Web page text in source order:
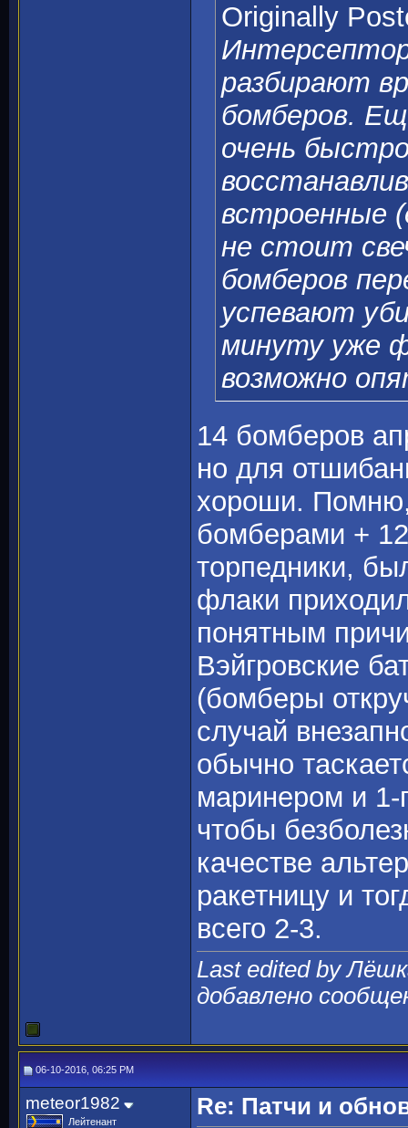
Originally
разбирают
бомберов.
очень
встроенные
не стоит
бомберов
успевают
минуту уже
возможно
14 бомберов
но для
хороши. Помню,
бомберами +
торпедники,
флаки
понятным
Вэйгровские
(бомберы
случай
обычно
маринером и 1-
чтобы
качестве
ракетницу и
всего 2-3.
Last edited by
добавлено
06-10-2016, 06:25 PM
meteor1982
Лейтенант
Re: Патчи и